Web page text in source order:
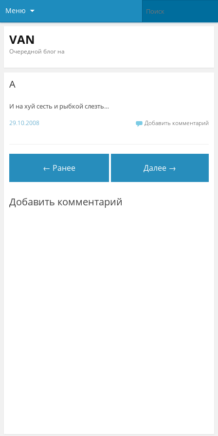
Меню
VAN
Очередной блог на
А
И на хуй сесть и рыбкой слезть…
29.10.2008 Добавить комментарий
← Ранее Далее →
Добавить комментарий